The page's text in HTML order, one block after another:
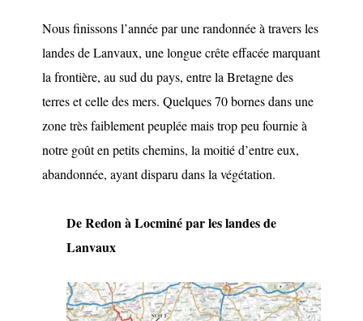
Nous finissons l’année par une randonnée à travers les
landes de Lanvaux, une longue crête effacée marquant
la frontière, au sud du pays, entre la Bretagne des
terres et celle des mers. Quelques 70 bornes dans une
zone très faiblement peuplée mais trop peu fournie à
notre goût en petits chemins, la moitié d’entre eux,
abandonnée, ayant disparu dans la végétation.
De Redon à Locminé par les landes de
Lanvaux